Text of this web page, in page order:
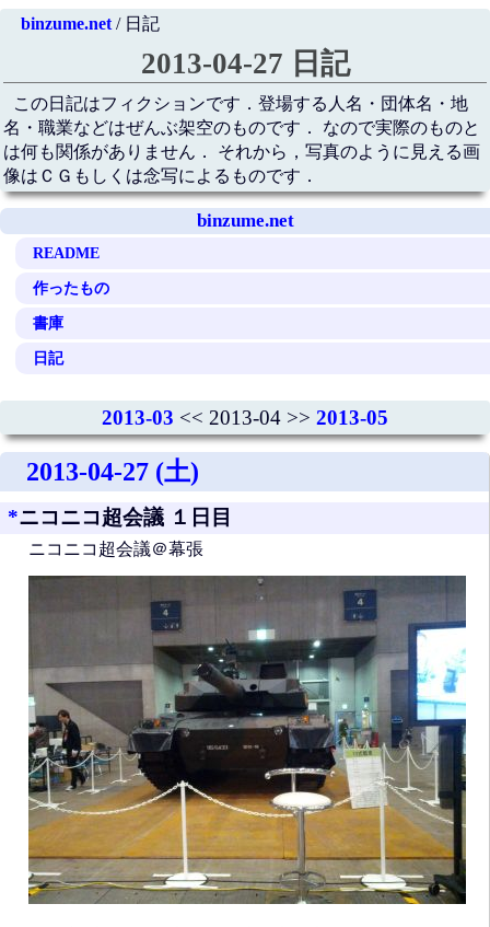
binzume.net/ 日記
2013-04-27 日記
この日記はフィクションです．登場する人名・団体名・地
名・職業などはぜんぶ架空のものです． なので実際のものと
は何も関係がありません． それから，写真のように見える画
像はＣＧもしくは念写によるものです．
binzume.net
README
作ったもの
書庫
日記
2013-03 << 2013-04 >> 2013-05
2013-04-27 (土)
*ニコニコ超会議 １日目
ニコニコ超会議＠幕張